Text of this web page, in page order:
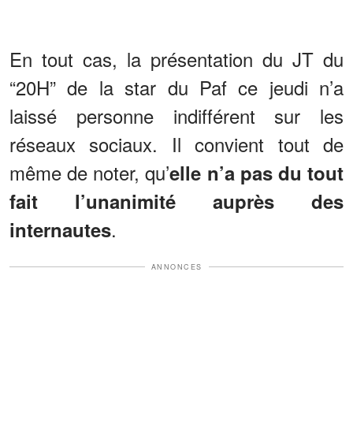
En tout cas, la présentation du JT du
“20H” de la star du Paf ce jeudi n’a
laissé personne indifférent sur les
réseaux sociaux. Il convient tout de
même de noter, qu’elle n’a pas du tout
fait l’unanimité auprès des
internautes.
ANNONCES